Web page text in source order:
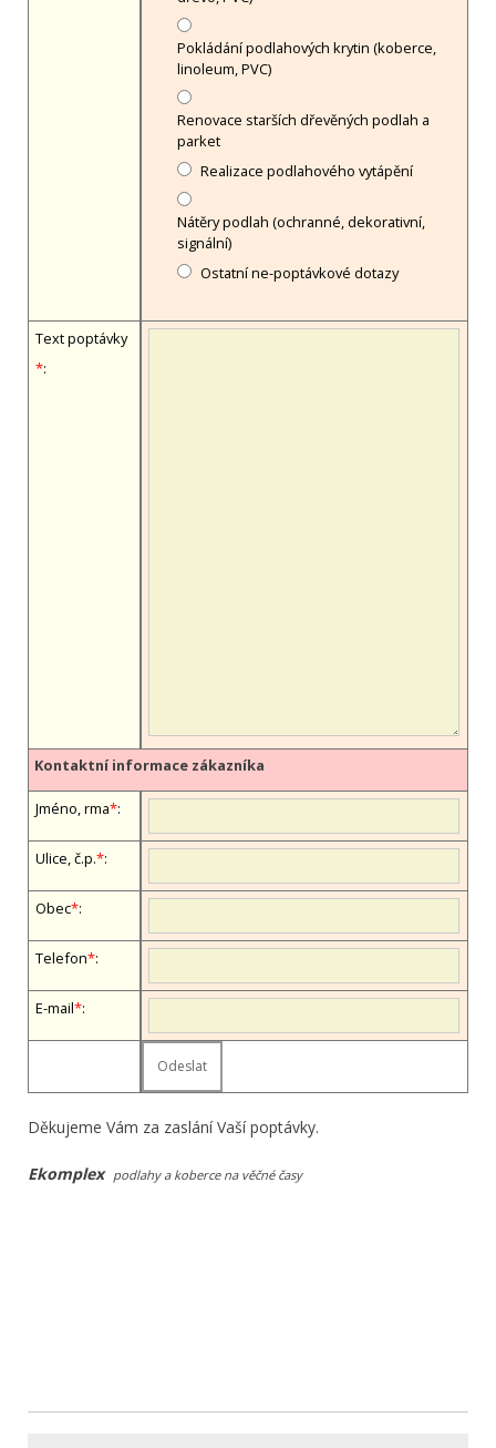
Pokládání podlahových krytin (koberce,
linoleum, PVC)
Renovace starších dřevěných podlah a
parket
Realizace podlahového vytápění
Nátěry podlah (ochranné, dekorativní,
signální)
Ostatní ne-poptávkové dotazy
Text poptávky
*:
Kontaktní informace zákazníka
Jméno, firma*:
Ulice, č.p.*:
Obec*:
Telefon*:
E-mail*:
Děkujeme Vám za zaslání Vaší poptávky.
Ekomplex podlahy a koberce na věčné časy